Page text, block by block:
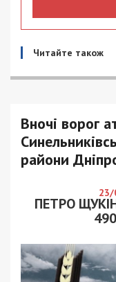
Читайте також
Вночі ворог
райони
23/
ПЕТРО